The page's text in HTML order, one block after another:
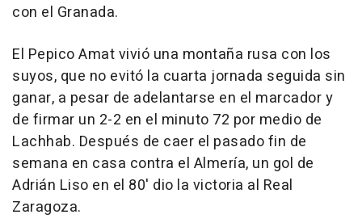
con el Granada.
El Pepico Amat vivió una montaña rusa con los
suyos, que no evitó la cuarta jornada seguida sin
ganar, a pesar de adelantarse en el marcador y
de firmar un 2-2 en el minuto 72 por medio de
Lachhab. Después de caer el pasado fin de
semana en casa contra el Almería, un gol de
Adrián Liso en el 80' dio la victoria al Real
Zaragoza.